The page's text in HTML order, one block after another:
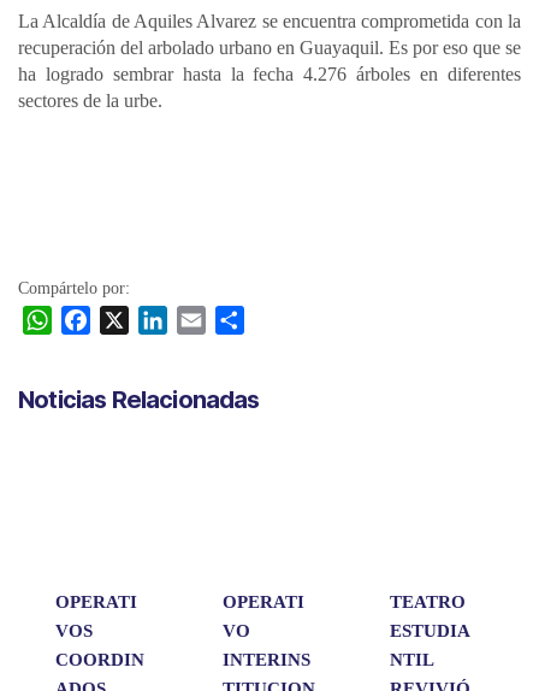
La Alcaldía de Aquiles Alvarez se encuentra comprometida con la
recuperación del arbolado urbano en Guayaquil. Es por eso que se
ha logrado sembrar hasta la fecha 4.276 árboles en diferentes
sectores de la urbe.
Compártelo por:
W
t
e
k
i
p
Noticias Relacionadas
OPERATI
VOS
COORDIN
OPERATI
VO
INTERINS
TEATRO
ESTUDIA
NTIL